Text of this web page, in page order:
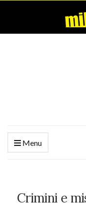
Menu
Crimini e